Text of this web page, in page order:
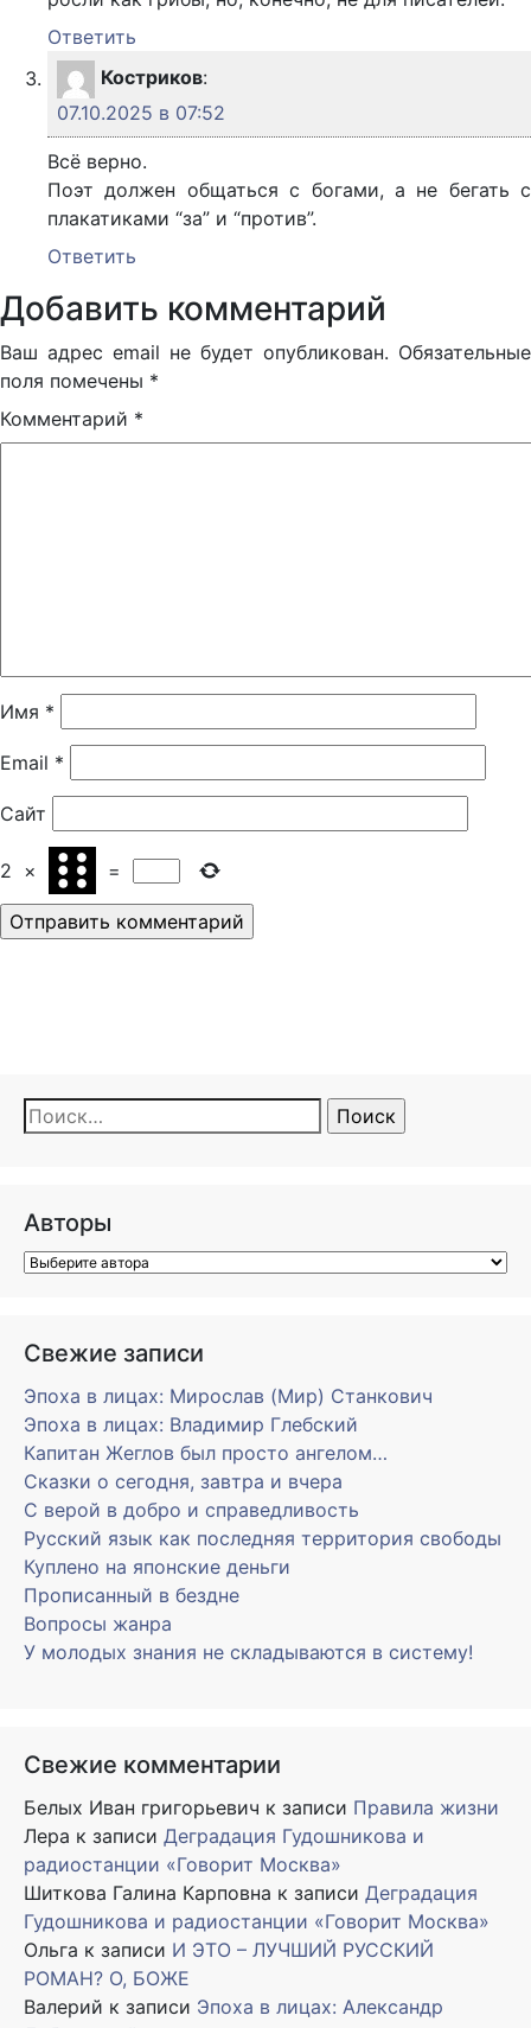
Ответить
Костриков:
07.10.2025 в 07:52
Всё верно.
Поэт должен общаться с богами, а не бегать с
плакатиками “за” и “против”.
Ответить
Добавить комментарий
Ваш адрес email не будет опубликован. Обязательные
поля помечены *
Комментарий *
Имя *
Email *
Сайт
2 × =
Найти:
Авторы
Свежие записи
Эпоха в лицах: Мирослав (Мир) Станкович
Эпоха в лицах: Владимир Глебский
Капитан Жеглов был просто ангелом…
Сказки о сегодня, завтра и вчера
С верой в добро и справедливость
Русский язык как последняя территория свободы
Куплено на японские деньги
Прописанный в бездне
Вопросы жанра
У молодых знания не складываются в систему!
Свежие комментарии
Белых Иван григорьевич к записи Правила жизни
Лера к записи Деградация Гудошникова и
радиостанции «Говорит Москва»
Шиткова Галина Карповна к записи Деградация
Гудошникова и радиостанции «Говорит Москва»
Ольга к записи И ЭТО – ЛУЧШИЙ РУССКИЙ
РОМАН? О, БОЖЕ
Валерий к записи Эпоха в лицах: Александр